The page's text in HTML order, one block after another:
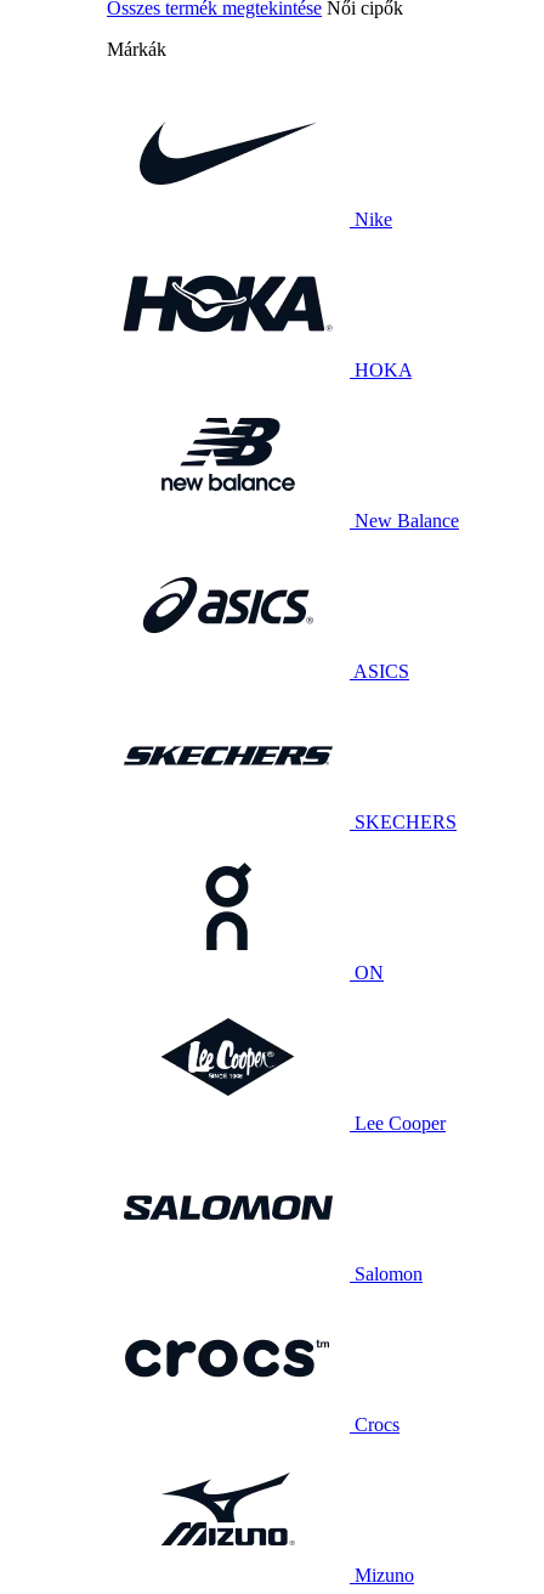
Összes termék megtekintése Női cipők
Márkák
Nike
HOKA
New Balance
ASICS
SKECHERS
ON
Lee Cooper
Salomon
Crocs
Mizuno